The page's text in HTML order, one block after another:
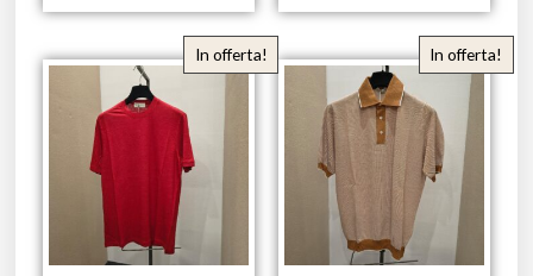
In offerta! In offerta!